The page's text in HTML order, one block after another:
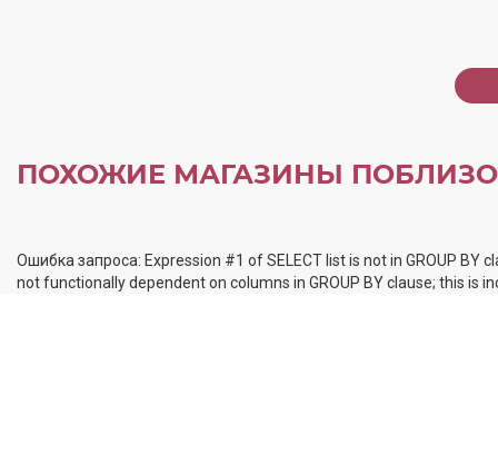
ПОХОЖИЕ МАГАЗИНЫ
Ошибка запроса: Expression #1 of SELECT list is not in GROUP
not functionally dependent on columns in GROUP BY clause; this is